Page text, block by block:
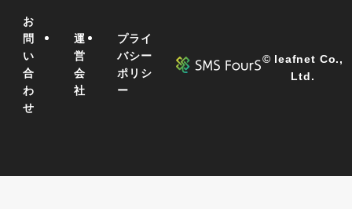
お
問
い
合
わ
せ
運
営
会
社
プライ
バシー
ポリシ
ー
© leafnet Co.,
Ltd.